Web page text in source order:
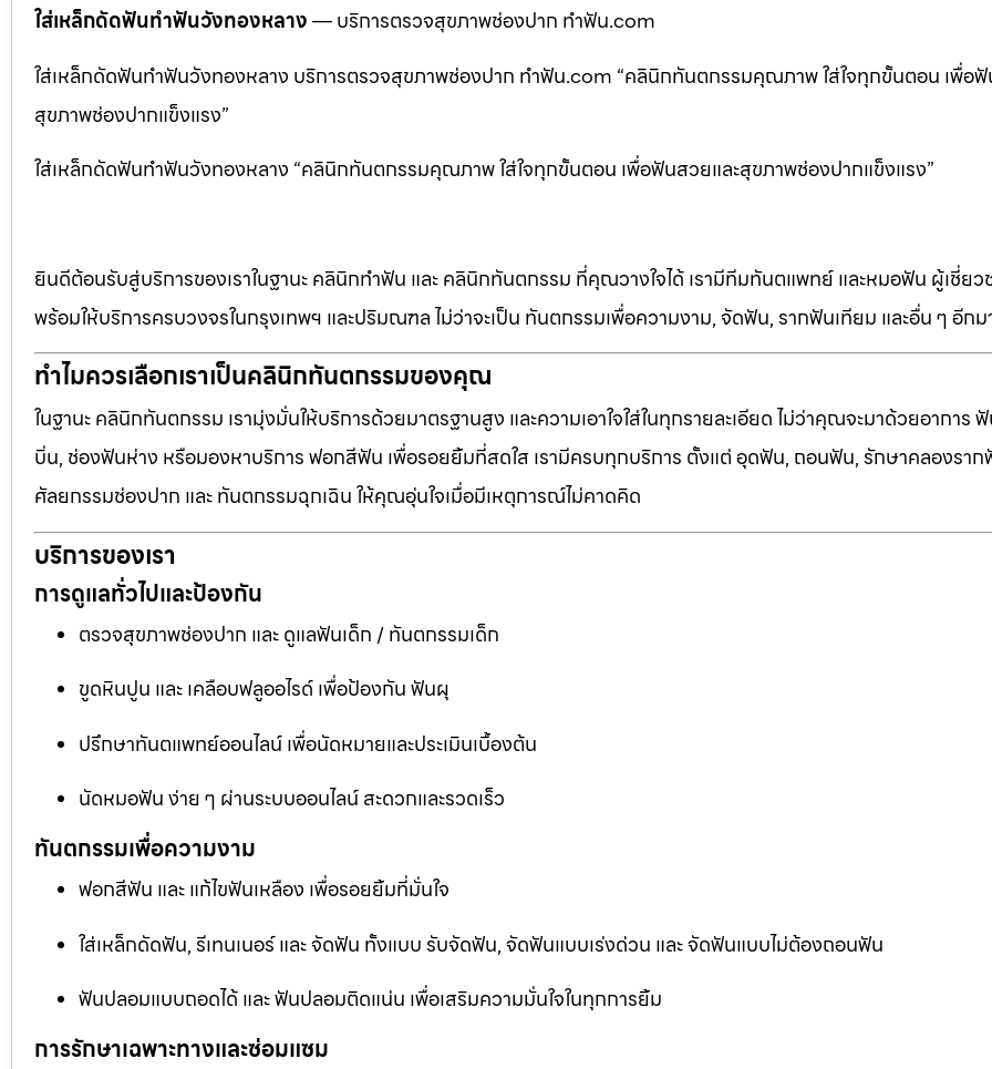
ใส่เหล็กดัดฟันทำฟันวังทองหลาง— บริการตรวจสุขภาพช่องปาก ทำฟัน.com
ใส่เหล็กดัดฟันทำฟันวังทองหลาง บริการตรวจสุขภาพช่องปาก ทำฟัน.com “คลินิกทันตกรรมคุณภาพ ใส่ใจทุกขั้นตอน เพื่อ
สุขภาพช่องปากแข็งแรง”
ใส่เหล็กดัดฟันทำฟันวังทองหลาง “คลินิกทันตกรรมคุณภาพ ใส่ใจทุกขั้นตอน เพื่อฟันสวยและสุขภาพช่องปากแข็งแรง”
ยินดีต้อนรับสู่บริการของเราในฐานะ คลินิกทำฟัน และ คลินิกทันตกรรม ที่คุณวางใจได้ เรามีทีมทันตแพทย์ และหมอฟัน ผู้เชี่ย
พร้อมให้บริการครบวงจรในกรุงเทพฯ และปริมณฑล ไม่ว่าจะเป็น ทันตกรรมเพื่อความงาม, จัดฟัน, รากฟันเทียม และอื่น ๆ อีก
ทำไมควรเลือกเราเป็นคลินิกทันตกรรมของคุณ
ในฐานะ คลินิกทันตกรรม เรามุ่งมั่นให้บริการด้วยมาตรฐานสูง และความเอาใจใส่ในทุกรายละเอียด ไม่ว่าคุณจะมาด้วยอาการ
บิ่น, ช่องฟันห่าง หรือมองหาบริการ ฟอกสีฟัน เพื่อรอยยิ้มที่สดใส เรามีครบทุกบริการ ตั้งแต่ อุดฟัน, ถอนฟัน, รักษาคลองรา
ศัลยกรรมช่องปาก และ ทันตกรรมฉุกเฉิน ให้คุณอุ่นใจเมื่อมีเหตุการณ์ไม่คาดคิด
บริการของเรา
การดูแลทั่วไปและป้องกัน
ตรวจสุขภาพช่องปาก และ ดูแลฟันเด็ก / ทันตกรรมเด็ก
ขูดหินปูน และ เคลือบฟลูออไรด์ เพื่อป้องกัน ฟันผุ
ปรึกษาทันตแพทย์ออนไลน์ เพื่อนัดหมายและประเมินเบื้องต้น
นัดหมอฟัน ง่าย ๆ ผ่านระบบออนไลน์ สะดวกและรวดเร็ว
ทันตกรรมเพื่อความงาม
ฟอกสีฟัน และ แก้ไขฟันเหลือง เพื่อรอยยิ้มที่มั่นใจ
ใส่เหล็กดัดฟัน, รีเทนเนอร์ และ จัดฟัน ทั้งแบบ รับจัดฟัน, จัดฟันแบบเร่งด่วน และ จัดฟันแบบไม่ต้องถอนฟัน
ฟันปลอมแบบถอดได้ และ ฟันปลอมติดแน่น เพื่อเสริมความมั่นใจในทุกการยิ้ม
การรักษาเฉพาะทางและซ่อมแซม